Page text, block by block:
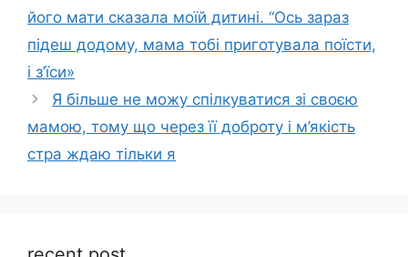
його мати сказала моїй дитині. “Ось зараз
підеш додому, мама тобі приготувала поїсти,
і з’їси»
Я більше не можу спілкуватися зі своєю
мамою, тому що через її доброту і м’якість
стра ждаю тільки я